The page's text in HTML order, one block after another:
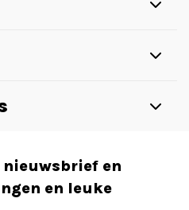
nieuwsbrief en
en leuke